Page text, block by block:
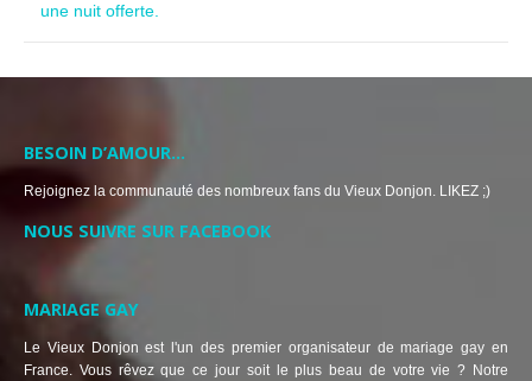
une nuit offerte.
BESOIN D’AMOUR…
Rejoignez la communauté des nombreux fans du Vieux Donjon. LIKEZ ;)
NOUS SUIVRE SUR FACEBOOK
MARIAGE GAY
Le Vieux Donjon est l'un des premier organisateur de mariage gay en
France. Vous rêvez que ce jour soit le plus beau de votre vie ? Notre